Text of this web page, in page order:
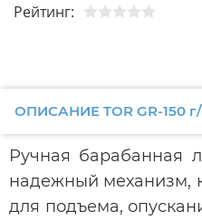
Рейтинг:
ОПИСАНИЕ TOR GR-150 г/
Ручная барабанная
надежный механизм,
для подъема,